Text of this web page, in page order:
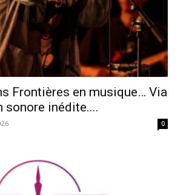
Frontières en musique… Via
sonore inédite....
0